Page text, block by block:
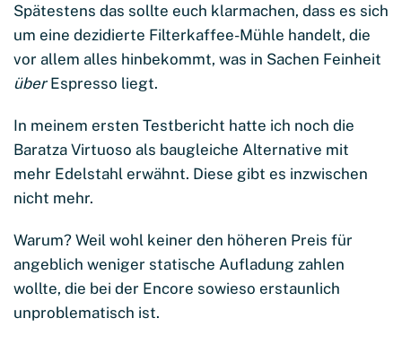
Spätestens das sollte euch klarmachen, dass es sich
um eine dezidierte Filterkaffee-Mühle handelt, die
vor allem alles hinbekommt, was in Sachen Feinheit
überEspresso liegt.
In meinem ersten Testbericht hatte ich noch die
Baratza Virtuoso als baugleiche Alternative mit
mehr Edelstahl erwähnt. Diese gibt es inzwischen
nicht mehr.
Warum? Weil wohl keiner den höheren Preis für
angeblich weniger statische Aufladung zahlen
wollte, die bei der Encore sowieso erstaunlich
unproblematisch ist.